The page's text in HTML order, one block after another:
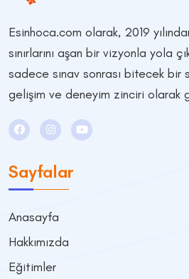
Esinhoca.com olarak, 2019
sınırlarını aşan bir vizyonla yola
sadece sınav sonrası bitecek bir
gelişim ve deneyim zinciri olarak
Sayfalar
Anasayfa
Hakkımızda
Eğitimler